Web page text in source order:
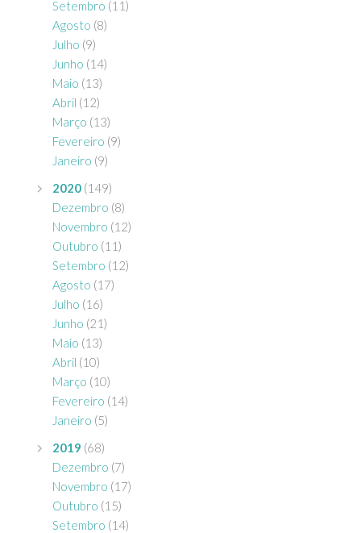
Setembro (11)
Agosto (8)
Julho (9)
Junho (14)
Maio (13)
Abril (12)
Março (13)
Fevereiro (9)
Janeiro (9)
2020 (149)
Dezembro (8)
Novembro (12)
Outubro (11)
Setembro (12)
Agosto (17)
Julho (16)
Junho (21)
Maio (13)
Abril (10)
Março (10)
Fevereiro (14)
Janeiro (5)
2019 (68)
Dezembro (7)
Novembro (17)
Outubro (15)
Setembro (14)